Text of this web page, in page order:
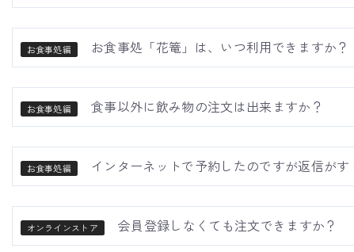
お食事処編 お食事処「花篭」は、いつ利用できますか？
お食事処編 食事以外に飲み物の注文は出来ますか？
お食事処編 インターネットで予約したのですが返信が
オンラインストア 会員登録しなくても注文できますか？